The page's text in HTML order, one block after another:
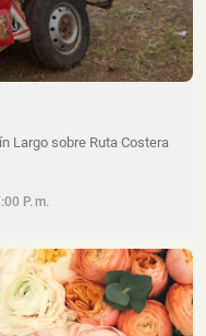
Largo sobre Ruta Costera
P. M.